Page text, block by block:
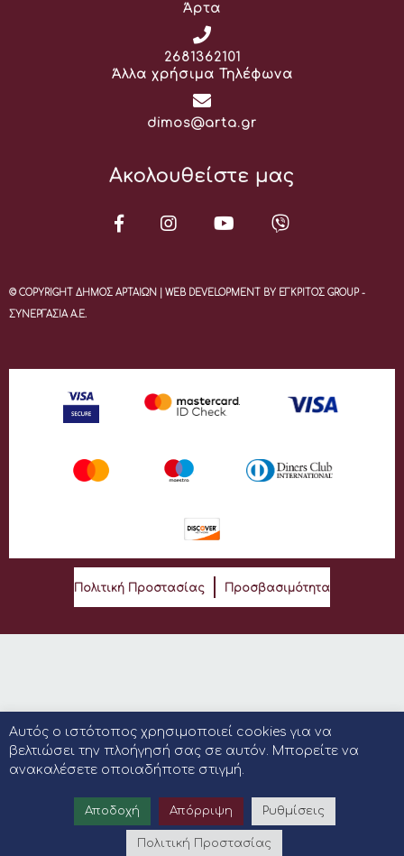
Άρτα
Τηλέφωνο:
2681362101
Άλλα χρήσιμα Τηλέφωνα
Email:
dimos@arta.gr
Ακολουθείστε μας
© COPYRIGHT ΔΗΜΟΣ ΑΡΤΑΙΩΝ | WEB DEVELOPMENT BY ΕΓΚΡΙΤΟΣ GROUP -
ΣΥΝΕΡΓΑΣΙΑ Α.Ε.
Πολιτική Προστασίας Προσβασιμότητα
Αυτός ο ιστότοπος χρησιμοποιεί cookies για να
βελτιώσει την πλοήγησή σας σε αυτόν. Μπορείτε να
ανακαλέσετε οποιαδήποτε στιγμή.
Αποδοχή Απόρριψη Ρυθμίσεις
Πολιτική Προστασίας